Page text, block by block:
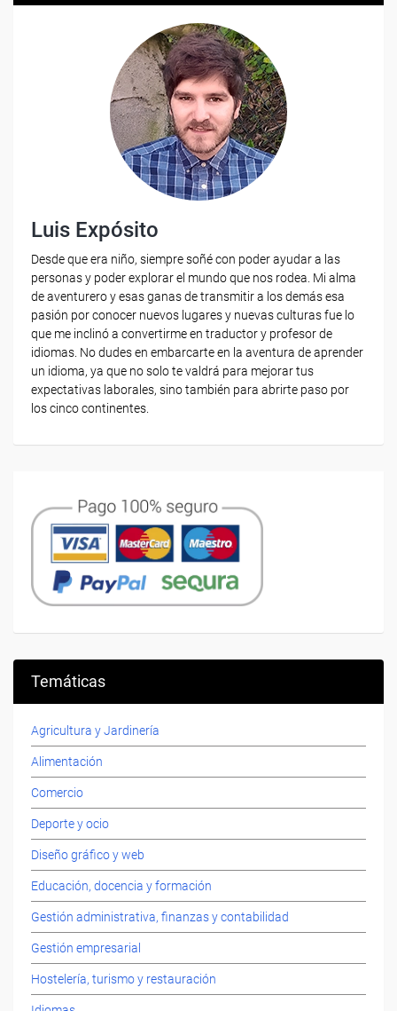
Luis Expósito
Desde que era niño, siempre soñé con poder ayudar a las
personas y poder explorar el mundo que nos rodea. Mi alma
de aventurero y esas ganas de transmitir a los demás esa
pasión por conocer nuevos lugares y nuevas culturas fue lo
que me inclinó a convertirme en traductor y profesor de
idiomas. No dudes en embarcarte en la aventura de aprender
un idioma, ya que no solo te valdrá para mejorar tus
expectativas laborales, sino también para abrirte paso por
los cinco continentes.
Temáticas
Agricultura y Jardinería
Alimentación
Comercio
Deporte y ocio
Diseño gráfico y web
Educación, docencia y formación
Gestión administrativa, finanzas y contabilidad
Gestión empresarial
Hostelería, turismo y restauración